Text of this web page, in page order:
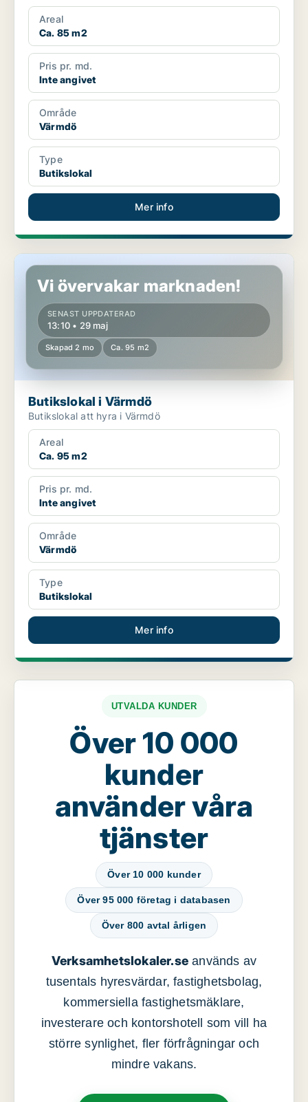
Areal
Ca. 85 m2
Pris pr. md.
Inte angivet
Område
Värmdö
Type
Butikslokal
Mer info
Butikslokal i Värmdö
Vi övervakar marknaden!
SENAST UPPDATERAD
13:10 • 29 maj
Skapad 2 mo Ca. 95 m2
Butikslokal i Värmdö
Butikslokal att hyra i Värmdö
Areal
Ca. 95 m2
Pris pr. md.
Inte angivet
Område
Värmdö
Type
Butikslokal
Mer info
UTVALDA KUNDER
Över 10 000
kunder
använder våra
tjänster
Över 10 000 kunder
Över 95 000 företag i databasen
Över 800 avtal årligen
Verksamhetslokaler.se används av
tusentals hyresvärdar, fastighetsbolag,
kommersiella fastighetsmäklare,
investerare och kontorshotell som vill ha
större synlighet, fler förfrågningar och
mindre vakans.